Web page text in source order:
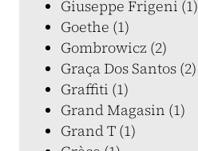
Giuseppe Frigeni (1)
Goethe (1)
Gombrowicz (2)
Graça Dos Santos (2)
Graffiti (1)
Grand Magasin (1)
Grand T (1)